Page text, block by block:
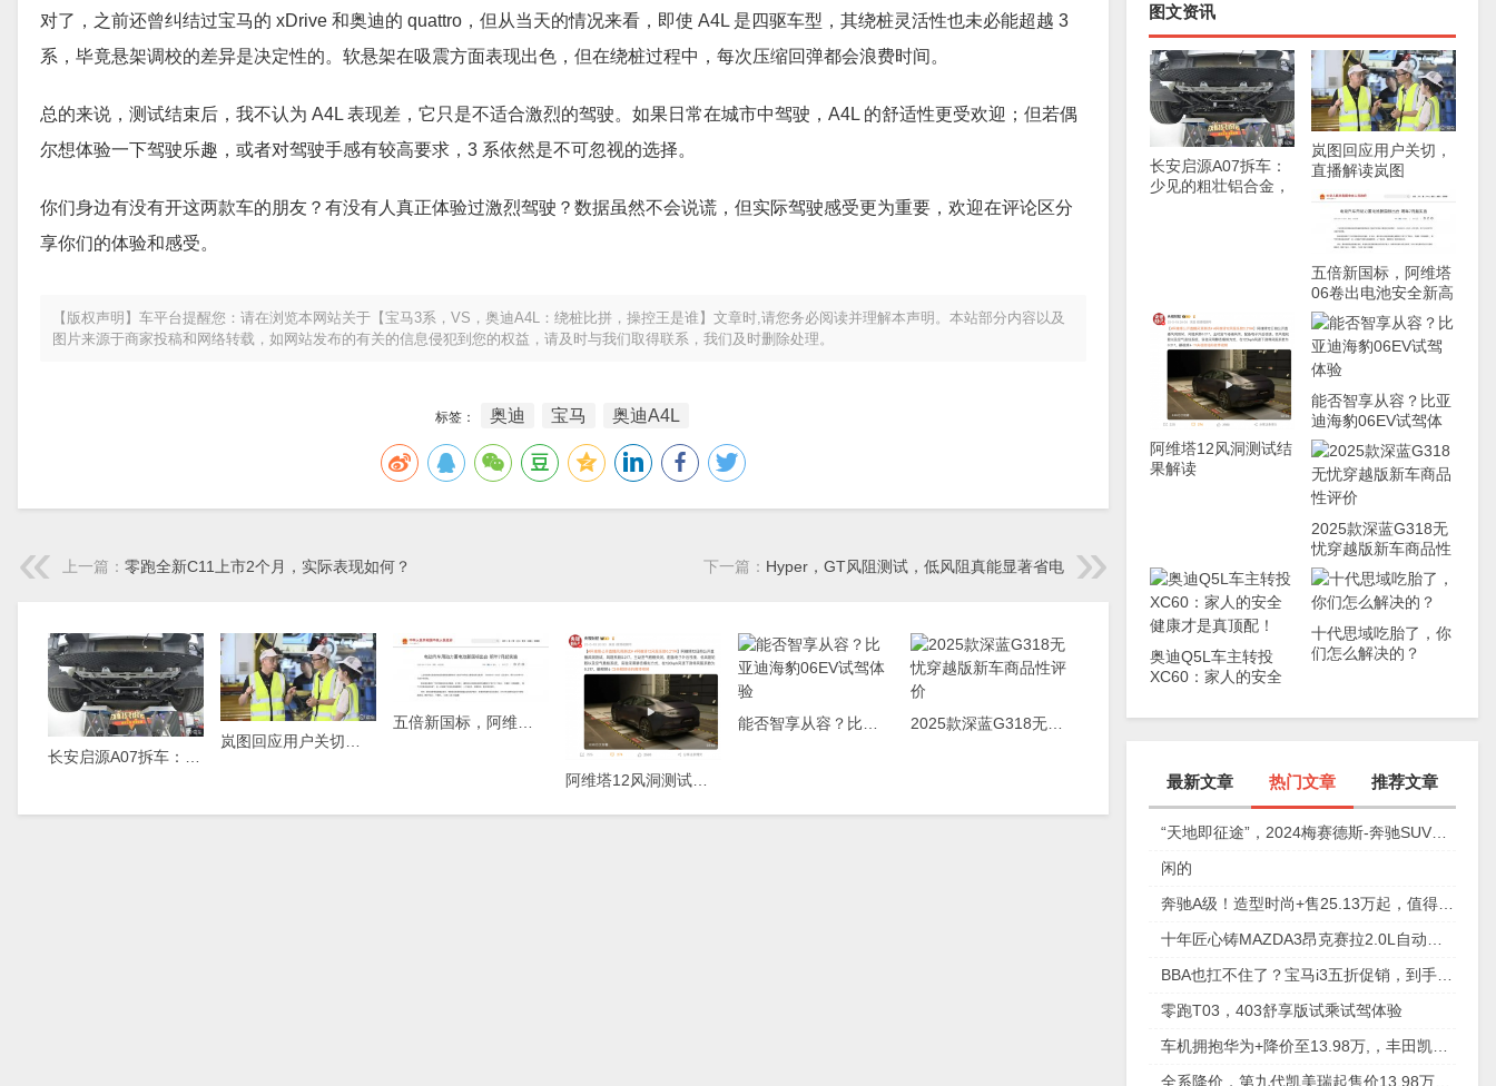
对了，之前还曾纠结过宝马的 xDrive 和奥迪的 quattro，但从当天的情况来看，即使 A4L 是四驱车型，其绕桩灵活性也未必能超越 3
系，毕竟悬架调校的差异是决定性的。软悬架在吸震方面表现出色，但在绕桩过程中，每次压缩回弹都会浪费时间。
总的来说，测试结束后，我不认为 A4L 表现差，它只是不适合激烈的驾驶。如果日常在城市中驾驶，A4L 的舒适性更受欢迎；但若偶
尔想体验一下驾驶乐趣，或者对驾驶手感有较高要求，3 系依然是不可忽视的选择。
你们身边有没有开这两款车的朋友？有没有人真正体验过激烈驾驶？数据虽然不会说谎，但实际驾驶感受更为重要，欢迎在评论区分
享你们的体验和感受。
【版权声明】车平台提醒您：请在浏览本网站关于【宝马3系，VS，奥迪A4L：绕桩比拼，操控王是谁】文章时,请您务必阅读并理解本声明。本站部分内容以及
图片来源于商家投稿和网络转载，如网站发布的有关的信息侵犯到您的权益，请及时与我们取得联系，我们及时删除处理。
标签： 奥迪 宝马 奥迪A4L
上一篇： 零跑全新C11上市2个月，实际表现如何？ 下一篇： Hyper，GT风阻测试，低风阻真能显著省电
长安启源A07拆车：少见的粗壮铝合金，学美国车家里有矿！
图文资讯
长安启源A07拆车：
少见的粗壮铝合金，
岚图回应用户关切，
直播解读岚图
FREE+生产细节
五倍新国标，阿维塔
06卷出电池安全新高
度
阿维塔12风洞测试结
果解读
能否智享从容？比亚
迪海豹06EV试驾体
验
2025款深蓝G318无
忧穿越版新车商品性
评价
奥迪Q5L车主转投
XC60：家人的安全
十代思域吃胎了，你
们怎么解决的？
最新文章 热门文章 推荐文章
闲的
零跑T03，403舒享版试乘试驾体验